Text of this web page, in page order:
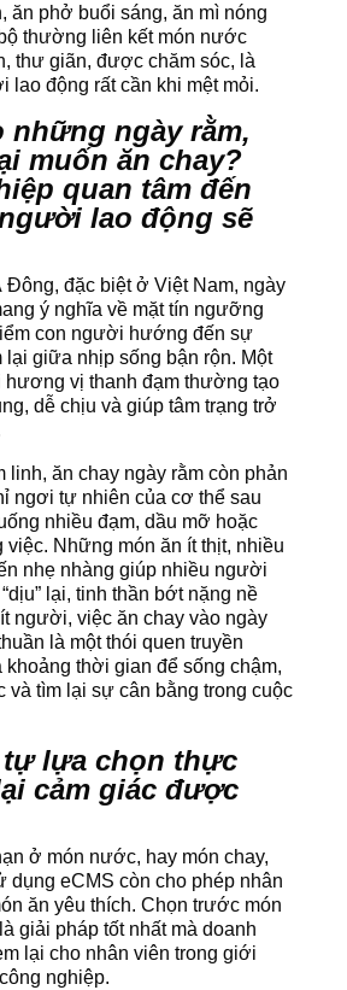
ăn phở buổi sáng, ăn mì nóng
thường liên kết món nước
thư giãn, được chăm sóc, là
lao động rất cần khi mệt mỏi.
những ngày rằm,
muốn ăn chay?
quan tâm đến
lao động sẽ
Đông, đặc biệt ở Việt Nam, ngày
ý nghĩa về mặt tín ngưỡng
con người hướng đến sự
lại giữa nhịp sống bận rộn. Một
hương vị thanh đạm thường tạo
dễ chịu và giúp tâm trạng trở
linh, ăn chay ngày rằm còn phản
ngơi tự nhiên của cơ thể sau
nhiều đạm, dầu mỡ hoặc
việc. Những món ăn ít thịt, nhiều
nhẹ nhàng giúp nhiều người
lại, tinh thần bớt nặng nề
người, việc ăn chay vào ngày
là một thói quen truyền
khoảng thời gian để sống chậm,
và tìm lại sự cân bằng trong cuộc
tựlựa chọn thực
cảm giác được
ở món nước, hay món chay,
dụng eCMS còn cho phép nhân
ăn yêu thích. Chọn trước món
giải pháp tốt nhất mà doanh
lại cho nhân viên trong giới
nghiệp.